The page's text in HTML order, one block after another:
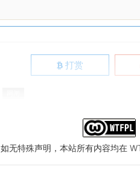
打赏
如无特殊声明，本站所有内容均在